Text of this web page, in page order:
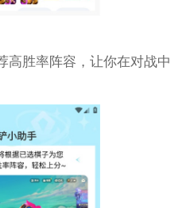
高胜率阵容，让你在对战中